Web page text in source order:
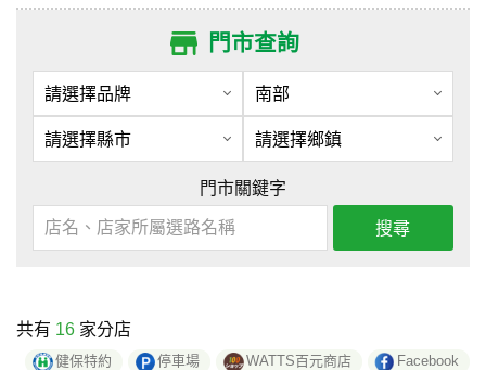
門市查詢
門市關鍵字
搜尋
共有 16 家分店
健保特約 停車場 WATTS百元商店 Facebook